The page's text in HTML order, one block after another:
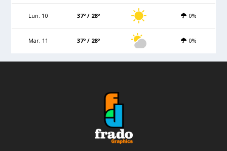
Lun. 10 37º / 28º 0%
Mar. 11 37º / 28º 0%